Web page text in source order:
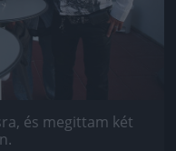
és megittam két